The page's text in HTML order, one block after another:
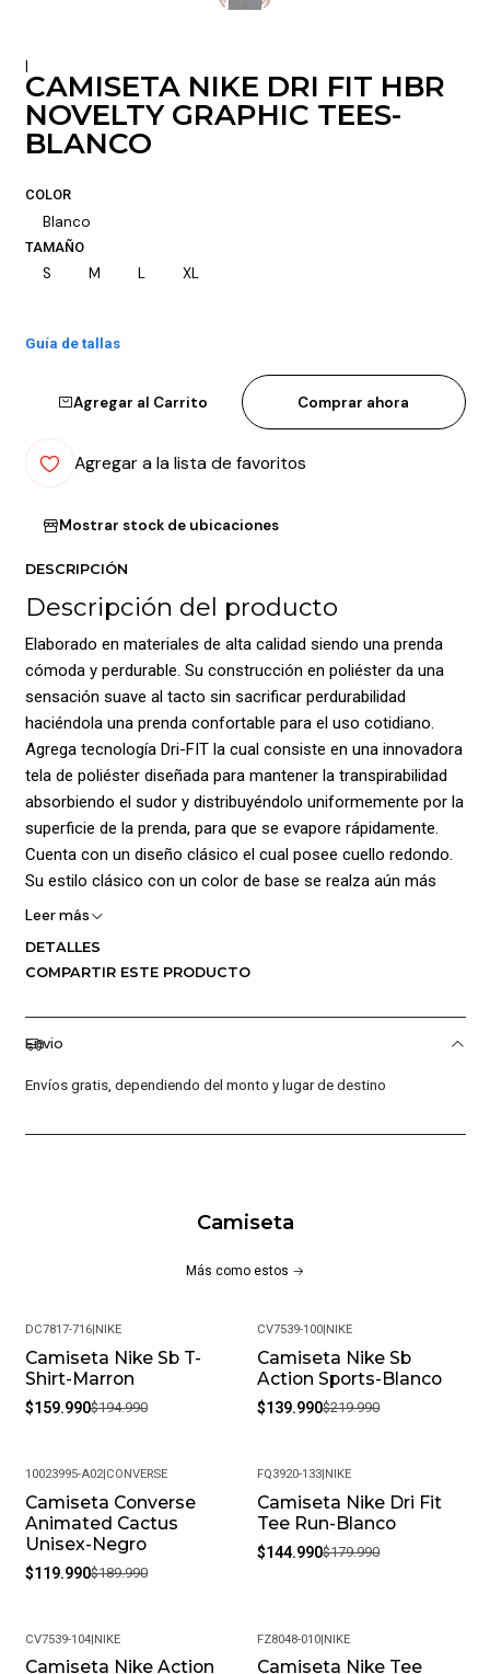
|
CAMISETA NIKE DRI FIT HBR
NOVELTY GRAPHIC TEES-
BLANCO
COLOR
Blanco
TAMAÑO
S M L XL
Guía de tallas
Agregar al Carrito Comprar ahora
Agregar a la lista de favoritos
Mostrar stock de ubicaciones
DESCRIPCIÓN
Descripción del producto
Elaborado en materiales de alta calidad siendo una prenda
cómoda y perdurable. Su construcción en poliéster da una
sensación suave al tacto sin sacrificar perdurabilidad
haciéndola una prenda confortable para el uso cotidiano.
Agrega tecnología Dri-FIT la cual consiste en una innovadora
tela de poliéster diseñada para mantener la transpirabilidad
absorbiendo el sudor y distribuyéndolo uniformemente por la
superficie de la prenda, para que se evapore rápidamente.
Cuenta con un diseño clásico el cual posee cuello redondo.
Su estilo clásico con un color de base se realza aún más
con el logo y gráficos de la marca estampados, este detalle
Leer más
DETALLES
COMPARTIR ESTE PRODUCTO
Envio
Envíos gratis, dependiendo del monto y lugar de destino
Camiseta
Más como estos
-18%
DC7817-716|NIKE
Camiseta Nike Sb T-
Shirt-Marron
$159.990$194.990
-36%
CV7539-100|NIKE
Camiseta Nike Sb
Action Sports-Blanco
$139.990$219.990
-37%
10023995-A02|CONVERSE
Camiseta Converse
Animated Cactus
Unisex-Negro
$119.990$189.990
-19%
FQ3920-133|NIKE
Camiseta Nike Dri Fit
Tee Run-Blanco
$144.990$179.990
-18%
CV7539-104|NIKE
Camiseta Nike Action -20%
FZ8048-010|NIKE
Camiseta Nike Tee